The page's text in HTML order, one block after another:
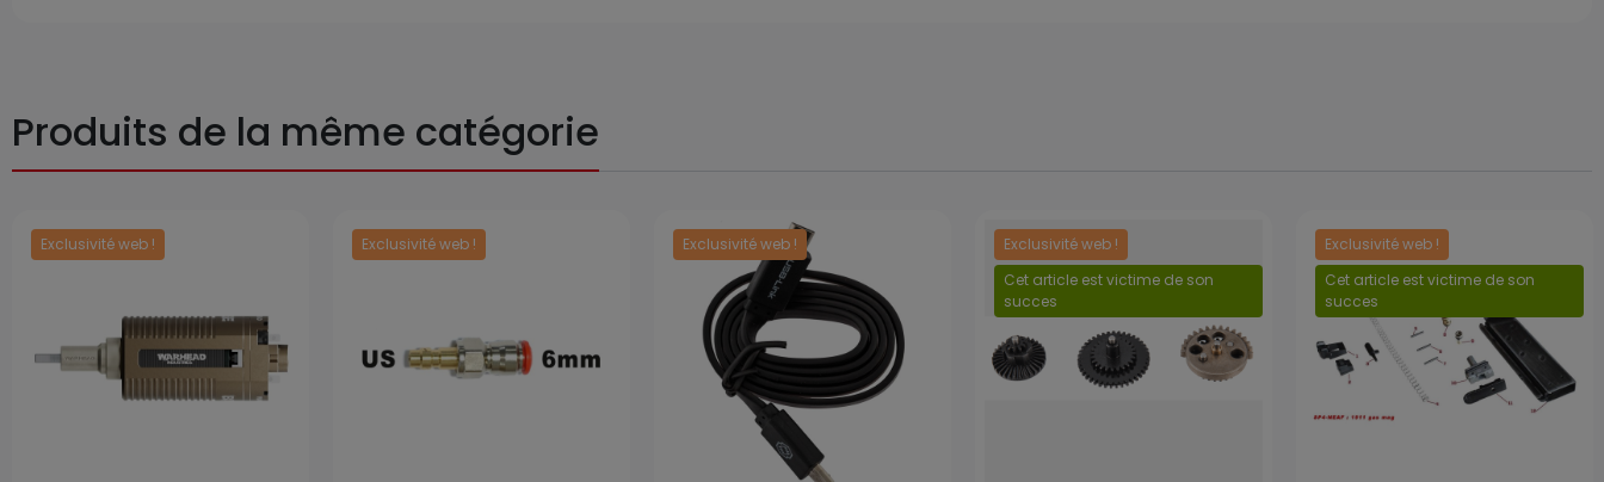
Produits de la même catégorie
Exclusivité web ! Exclusivité web ! Exclusivité web !
Exclusivité web !
Cet article est victime de son
succes
Prix
Exclusivité web !
Cet article est victime de son
succes